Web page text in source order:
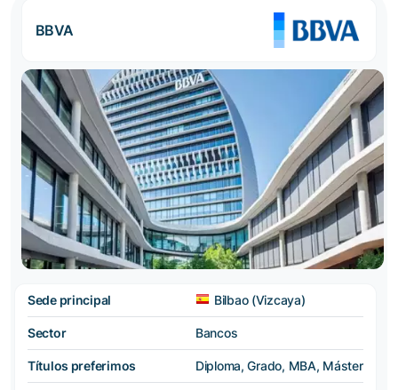
BBVA
Sede principal Bilbao (Vizcaya)
Sector Bancos
Títulos preferimos Diploma, Grado, MBA, Máster